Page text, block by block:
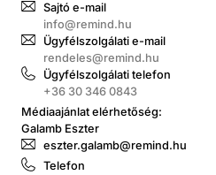
Sajtó e-mail
info@remind.hu
Ügyfélszolgálati e-mail
rendeles@remind.hu
Ügyfélszolgálati telefon
+36 30 346 0843
Médiaajánlat elérhetőség:
Galamb Eszter
eszter.galamb@remind.hu
Telefon